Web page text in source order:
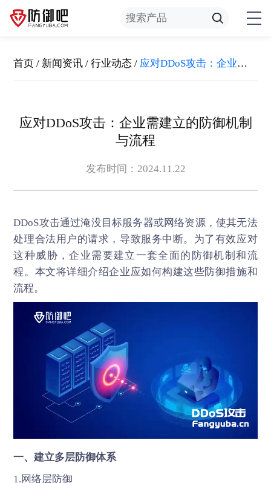
首页 / 新闻资讯 /行业动态 / 应对DDoS攻击：企业需建立的防御机制与流程
应对DDoS攻击：企业需建立的防御机制
与流程
发布时间：2024.11.22
DDoS攻击通过淹没目标服务器或网络资源，使其无法
处理合法用户的请求，导致服务中断。为了有效应对
这种威胁，企业需要建立一套全面的防御机制和流
程。本文将详细介绍企业应如何构建这些防御措施和
流程。
一、建立多层防御体系
1.网络层防御